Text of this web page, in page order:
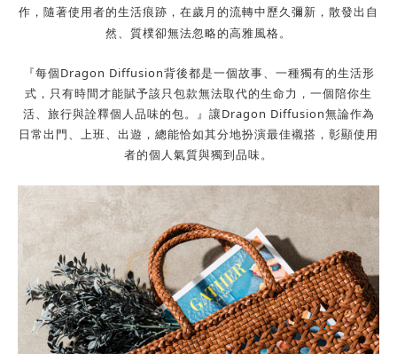
作，隨著使用者的生活痕跡，在歲月的流轉中歷久彌新，散發出自
然、質樸卻無法忽略的高雅風格。
『每個Dragon Diffusion背後都是一個故事、一種獨有的生活形
式， 只有時間才能賦予該只包款無法取代的生命力，一個陪你生
活、旅行與詮釋個人品味的包。』 讓Dragon Diffusion無論作為
日常出門、上班、出遊，總能恰如其分地扮演最佳襯搭，彰顯使用
者的個人氣質與獨到品味。